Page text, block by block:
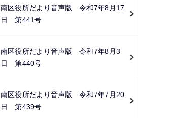
南区役所だより音声版 令和7年8月17
日 第441号
南区役所だより音声版 令和7年8月3
日 第440号
南区役所だより音声版 令和7年7月20
日 第439号